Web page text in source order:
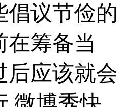
倡议节俭的
在筹备当
后应该就会